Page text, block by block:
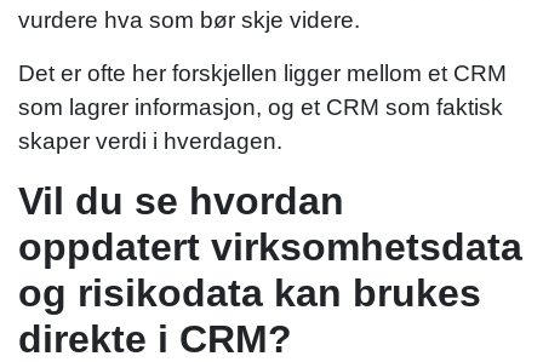
vurdere hva som bør skje videre.
Det er ofte her forskjellen ligger mellom et CRM
som lagrer informasjon, og et CRM som faktisk
skaper verdi i hverdagen.
Vil du se hvordan
oppdatert virksomhetsdata
og risikodata kan brukes
direkte i CRM?